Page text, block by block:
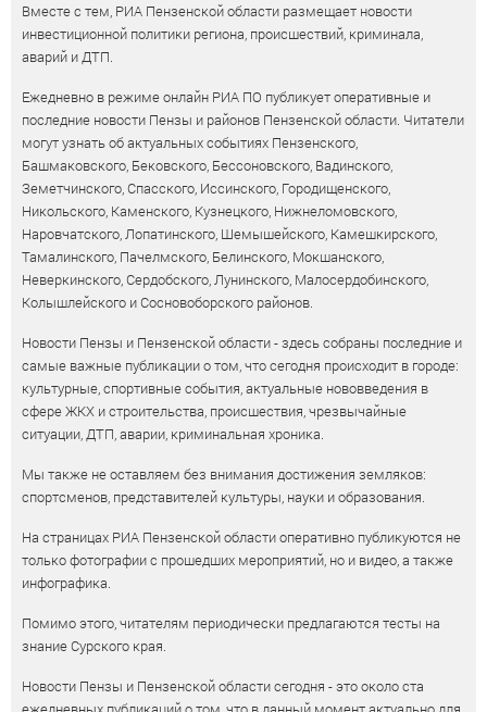
Вместе с тем, РИА Пензенской области размещает новости
инвестиционной политики региона, происшествий, криминала,
аварий и ДТП.
Ежедневно в режиме онлайн РИА ПО публикует оперативные и
последние новости Пензы и районов Пензенской области. Читатели
могут узнать об актуальных событиях Пензенского,
Башмаковского, Бековского, Бессоновского, Вадинского,
Земетчинского, Спасского, Иссинского, Городищенского,
Никольского, Каменского, Кузнецкого, Нижнеломовского,
Наровчатского, Лопатинского, Шемышейского, Камешкирского,
Тамалинского, Пачелмского, Белинского, Мокшанского,
Неверкинского, Сердобского, Лунинского, Малосердобинского,
Колышлейского и Сосновоборского районов.
Новости Пензы и Пензенской области - здесь собраны последние и
самые важные публикации о том, что сегодня происходит в городе:
культурные, спортивные события, актуальные нововведения в
сфере ЖКХ и строительства, происшествия, чрезвычайные
ситуации, ДТП, аварии, криминальная хроника.
Мы также не оставляем без внимания достижения земляков:
спортсменов, представителей культуры, науки и образования.
На страницах РИА Пензенской области оперативно публикуются не
только фотографии с прошедших мероприятий, но и видео, а также
инфографика.
Помимо этого, читателям периодически предлагаются тесты на
знание Сурского края.
Новости Пензы и Пензенской области сегодня - это около ста